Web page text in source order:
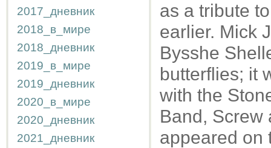
2017_дневник
2018_в_мире
2018_дневник
2019_в_мире
2019_дневник
2020_в_мире
2020_дневник
2021_дневник
as a tribute
earlier. Mick
Bysshe
butterflies; it
with the
Band, Screw
appeared on